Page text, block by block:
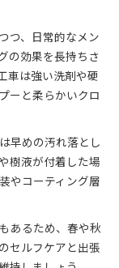
つ、日常的なメン
の効果を長持ちさ
車は強い洗剤や硬
ーと柔らかいクロ
早めの汚れ落とし
樹液が付着した場
やコーティング層
あるため、春や秋
セルフケアと出張